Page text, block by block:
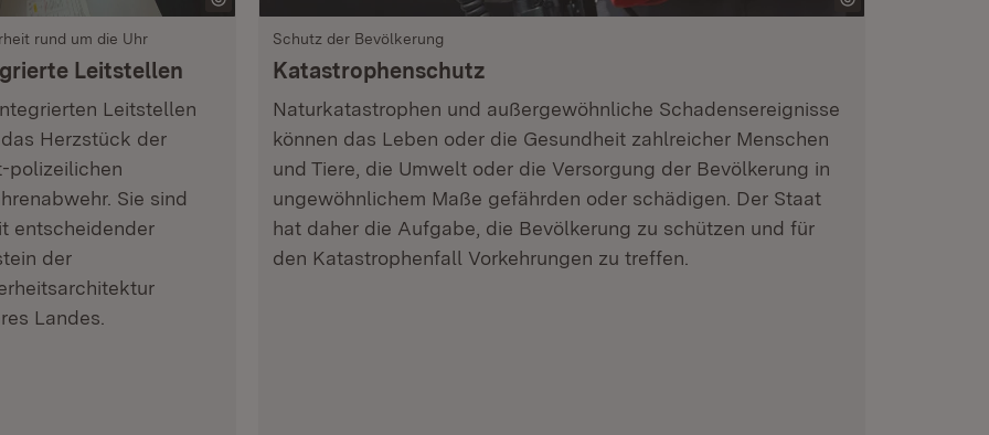
rund um die Uhr
Leitstellen
Leitstellen
Herzstück der
polizeilichen
Sie sind
entscheidender
der
Landes.
Schutz der Bevölkerung
Katastrophenschutz
Naturkatastrophen und außergewöhnliche Schadensereignisse
können das Leben oder die Gesundheit zahlreicher Menschen
und Tiere, die Umwelt oder die Versorgung der Bevölkerung in
ungewöhnlichem Maße gefährden oder schädigen. Der Staat
hat daher die Aufgabe, die Bevölkerung zu schützen und für
den Katastrophenfall Vorkehrungen zu treffen.